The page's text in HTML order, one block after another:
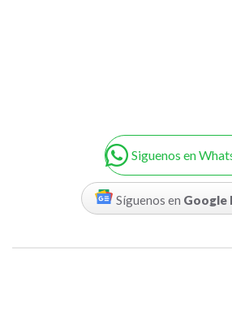
Siguenos en
Síguenos en Google